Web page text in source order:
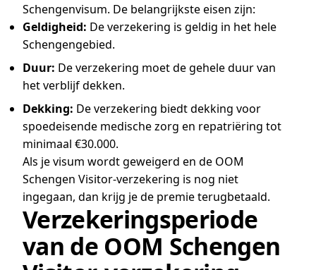
Schengenvisum. De belangrijkste eisen zijn:
Geldigheid: De verzekering is geldig in het hele
Schengengebied.
Duur: De verzekering moet de gehele duur van
het verblijf dekken.
Dekking: De verzekering biedt dekking voor
spoedeisende medische zorg en repatriëring tot
minimaal €30.000.
Als je visum wordt geweigerd en de OOM
Schengen Visitor-verzekering is nog niet
ingegaan, dan krijg je de premie terugbetaald.
Verzekeringsperiode
van de OOM Schengen